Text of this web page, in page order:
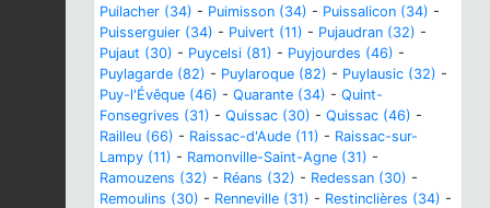
Puilacher (34) - Puimisson (34) - Puissalicon (34) -
Puisserguier (34) - Puivert (11) - Pujaudran (32) -
Pujaut (30) - Puycelsi (81) - Puyjourdes (46) -
Puylagarde (82) - Puylaroque (82) - Puylausic (32) -
Puy-l'Évêque (46) - Quarante (34) - Quint-
Fonsegrives (31) - Quissac (30) - Quissac (46) -
Railleu (66) - Raissac-d'Aude (11) - Raissac-sur-
Lampy (11) - Ramonville-Saint-Agne (31) -
Ramouzens (32) - Réans (32) - Redessan (30) -
Remoulins (30) - Renneville (31) - Restinclières (34) -